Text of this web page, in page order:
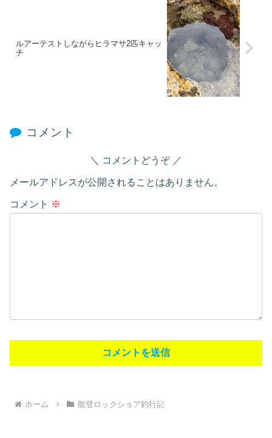
ルアーテストしながらヒラマサ2匹キャッ
チ
コメント
コメントどうぞ
メールアドレスが公開されることはありません。
コメント ※
ホーム 能登ロックショア釣行記